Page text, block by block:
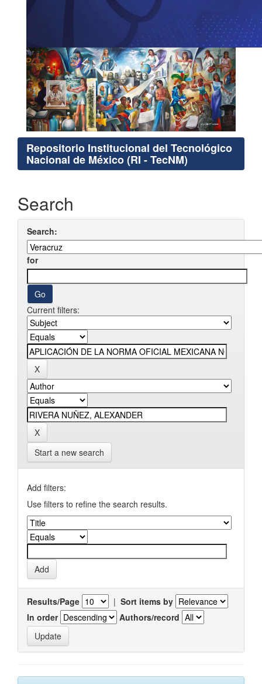
Repositorio Institucional del Tecnológico
Nacional de México (RI - TecNM)
Search
Search:
for
Current filters:
Start a new search
Add filters:
Use filters to refine the search results.
Results/Page | Sort items by
In order
Authors/record